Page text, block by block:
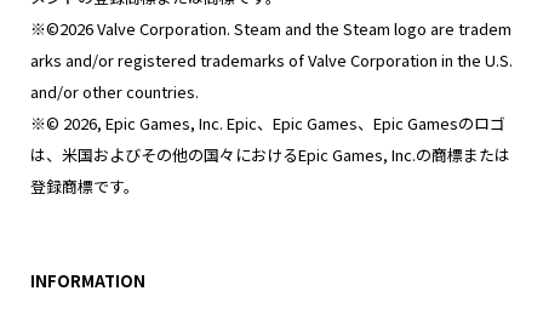
※©2026 Valve Corporation. Steam and the Steam logo are tradem
arks and/or registered trademarks of Valve Corporation in the U.S.
and/or other countries.
※© 2026, Epic Games, Inc. Epic、Epic Games、Epic Gamesのロゴ
は、米国およびその他の国々におけるEpic Games, Inc.の商標または
登録商標です。
INFORMATION